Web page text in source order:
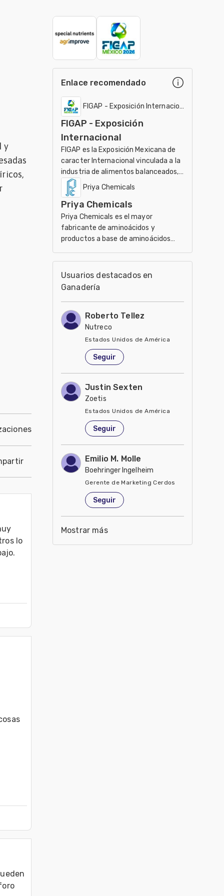
y
lo
Enlace recomendado
FIGAP - Exposición Internacional
FIGAP - Exposición
Internacional
FIGAP es la Exposición Mexicana de
caracter Internacional vinculada a la
industria de alimentos balanceados,
salud, nutrición y genética en
producción anima
Priya Chemicals
Priya Chemicals
Priya Chemicals es el mayor
fabricante de aminoácidos y
productos a base de aminoácidos
nutracéuticos, Agricultura y
Veterinaria
Usuarios destacados en
Ganadería
Roberto Tellez
Nutreco
Estados Unidos de América
Seguir
Justin Sexten
Zoetis
Estados Unidos de América
Seguir
Emilio M. Molle
Boehringer Ingelheim
Gerente de Marketing Cerdos
Estados Unidos de América
Seguir
Mostrar más